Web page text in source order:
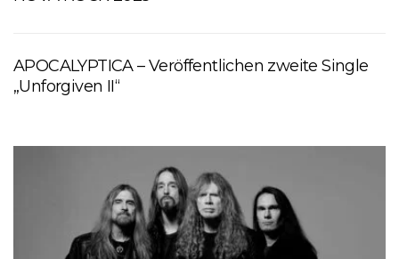
APOCALYPTICA – Veröffentlichen zweite Single
„Unforgiven II“